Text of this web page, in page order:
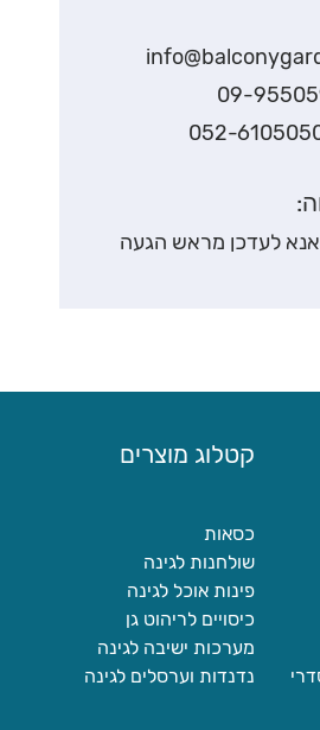
לעדכן מראש הגעה
קטלוג מוצרים
כסאות
שולחנות לגינה
פינות אוכל לגינה
כיסויים לריהוט גן
מערכות ישיבה לגינה
נדנדות וערסלים לגינה